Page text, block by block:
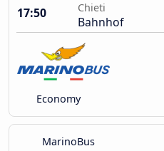
17:50
Chieti
Bahnhof
Economy
MarinoBus